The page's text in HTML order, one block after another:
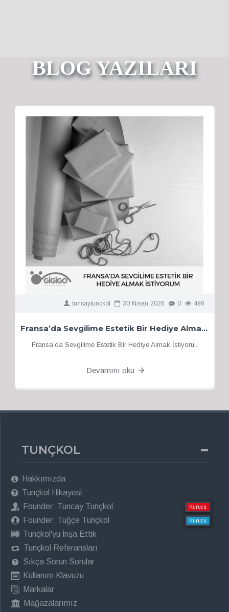
BLOG YAZILARI
tuncaytunckol 30 Nisan 2026 0 486
Fransa’da Sevgilime Estetik Bir Hediye Almak İstiyorum
Fransa’da Sevgilime Estetik Bir Hediye Almak İstiyoru..
Devamını oku
TUNÇKOL
Hakkımızda
Tunçkol Hikayesi
Founder: Tuncay Tunçkol
Kurucu
Founder: Tuğçe Tunçkol Kurucu
Tunçkol'yu İnşa Ettik
Tunçkol Referansları
Sıkça Sorun Sorular
Kullanım Klavuzu
Markalar
Mağazalarımız